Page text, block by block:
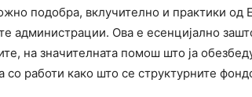
подобра, вклучително и практики од
администрации. Ова е есенцијално
на значителната помош што ја
со работи како што се структурните